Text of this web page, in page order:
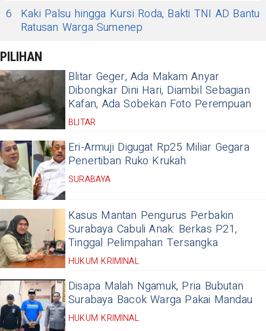
6
Kaki Palsu hingga Kursi Roda, Bakti TNI AD Bantu
Ratusan Warga Sumenep
PILIHAN
Blitar Geger, Ada Makam Anyar
Dibongkar Dini Hari, Diambil Sebagian
Kafan, Ada Sobekan Foto Perempuan
BLITAR
Eri-Armuji Digugat Rp25 Miliar Gegara
Penertiban Ruko Krukah
SURABAYA
Kasus Mantan Pengurus Perbakin
Surabaya Cabuli Anak: Berkas P21,
Tinggal Pelimpahan Tersangka
HUKUM KRIMINAL
Disapa Malah Ngamuk, Pria Bubutan
Surabaya Bacok Warga Pakai Mandau
HUKUM KRIMINAL